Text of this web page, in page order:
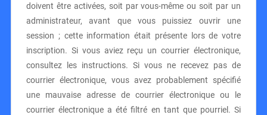
doivent être activées, soit par vous-même ou soit par un
administrateur, avant que vous puissiez ouvrir une
session ; cette information était présente lors de votre
inscription. Si vous aviez reçu un courrier électronique,
consultez les instructions. Si vous ne recevez pas de
courrier électronique, vous avez probablement spécifié
une mauvaise adresse de courrier électronique ou le
courrier électronique a été filtré en tant que pourriel. Si